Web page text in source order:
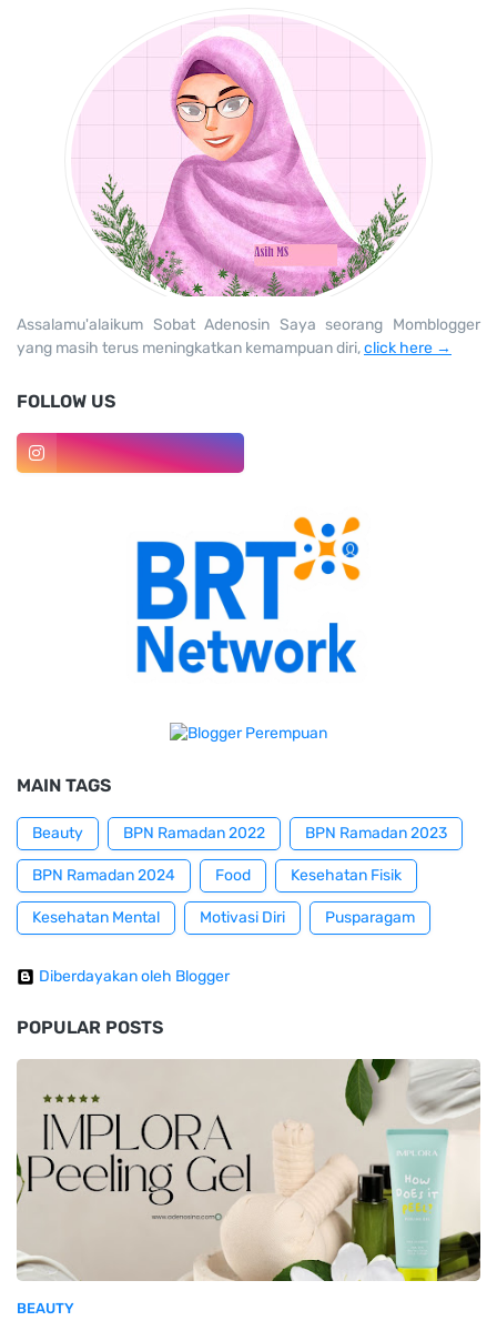
Assalamu'alaikum Sobat Adenosin Saya seorang Momblogger
yang masih terus meningkatkan kemampuan diri,click here →
FOLLOW US
MAIN TAGS
Beauty BPN Ramadan 2022 BPN Ramadan 2023
BPN Ramadan 2024 Food Kesehatan Fisik
Kesehatan Mental Motivasi Diri Pusparagam
Diberdayakan oleh Blogger
POPULAR POSTS
BEAUTY